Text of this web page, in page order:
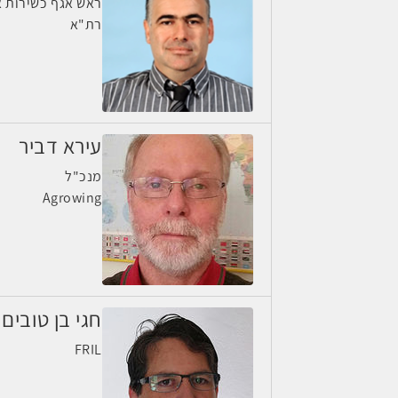
רת"א
עירא דביר
מנכ"ל
Agrowing
חגי בן טובים
FRIL